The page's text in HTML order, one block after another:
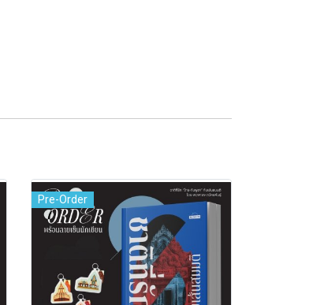
Pre-Order